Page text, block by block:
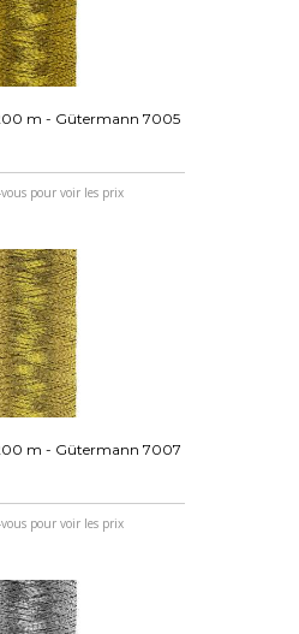
m - Gütermann 7005
pour voir les prix
m - Gütermann 7007
pour voir les prix